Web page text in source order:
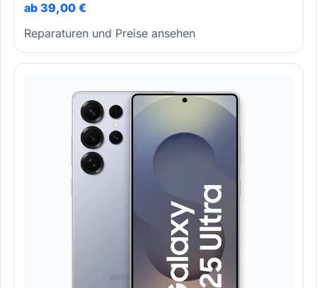
ab 39,00 €
Reparaturen und Preise ansehen